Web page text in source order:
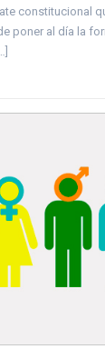
constitucional
poner al día la